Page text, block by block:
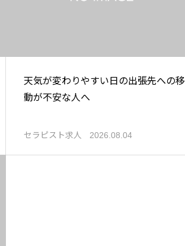
天気が変わりやすい日の出張先への移
動が不安な人へ
セラピスト求人 2026.08.04